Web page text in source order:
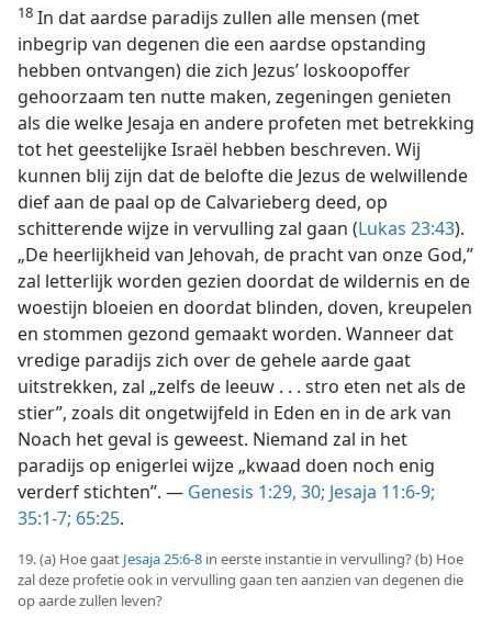
18 In dat aardse paradijs zullen alle mensen (met
inbegrip van degenen die een aardse opstanding
hebben ontvangen) die zich Jezus’ loskoopoffer
gehoorzaam ten nutte maken, zegeningen genieten
als die welke Jesaja en andere profeten met betrekking
tot het geestelijke Israël hebben beschreven. Wij
kunnen blij zijn dat de belofte die Jezus de welwillende
dief aan de paal op de Calvarieberg deed, op
schitterende wijze in vervulling zal gaan (Lukas 23:43).
„De heerlijkheid van Jehovah, de pracht van onze God,”
zal letterlijk worden gezien doordat de wildernis en de
woestijn bloeien en doordat blinden, doven, kreupelen
en stommen gezond gemaakt worden. Wanneer dat
vredige paradijs zich over de gehele aarde gaat
uitstrekken, zal „zelfs de leeuw . . . stro eten net als de
stier”, zoals dit ongetwijfeld in Eden en in de ark van
Noach het geval is geweest. Niemand zal in het
paradijs op enigerlei wijze „kwaad doen noch enig
verderf stichten”. — Genesis 1:29, 30; Jesaja 11:6-9;
35:1-7; 65:25.
19. (a) Hoe gaat Jesaja 25:6-8 in eerste instantie in vervulling? (b) Hoe
zal deze profetie ook in vervulling gaan ten aanzien van degenen die
op aarde zullen leven?